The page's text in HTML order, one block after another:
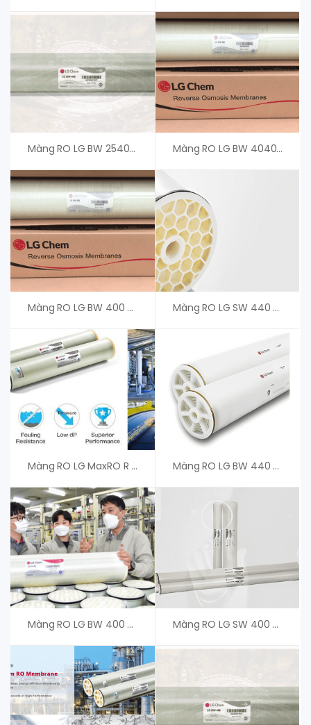
Màng RO LG BW 2540 R – Xuất Xứ Hàn Quốc Màng RO LG BW 4040 R – Giá Tốt Cho Khách Hàng
Màng RO LG BW 400 AFR – Màng RO LG Hàn Quốc Màng RO LG SW 440 SR G2 – Phân Phối Chính Hãng
Màng RO LG MaxRO R – An Vi Group Màng RO LG BW 440 R – Phân Phối Chính Hãng
Màng RO LG BW 400 R Dura – Giá Tốt Màng RO LG SW 400 R G2- Giá Tốt